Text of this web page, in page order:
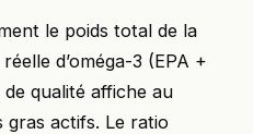
le poids total de la
d’oméga-3 (EPA +
qualité affiche au
gras actifs. Le ratio